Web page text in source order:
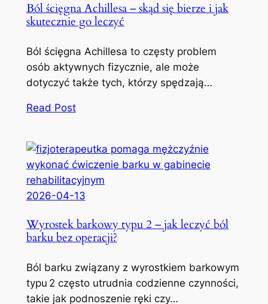
Ból ścięgna Achillesa – skąd się bierze i jak
skutecznie go leczyć
Ból ścięgna Achillesa to częsty problem
osób aktywnych fizycznie, ale może
dotyczyć także tych, którzy spędzają…
Read Post
2026-04-13
Wyrostek barkowy typu 2 – jak leczyć ból
barku bez operacji?
Ból barku związany z wyrostkiem barkowym
typu 2 często utrudnia codzienne czynności,
takie jak podnoszenie ręki czy…